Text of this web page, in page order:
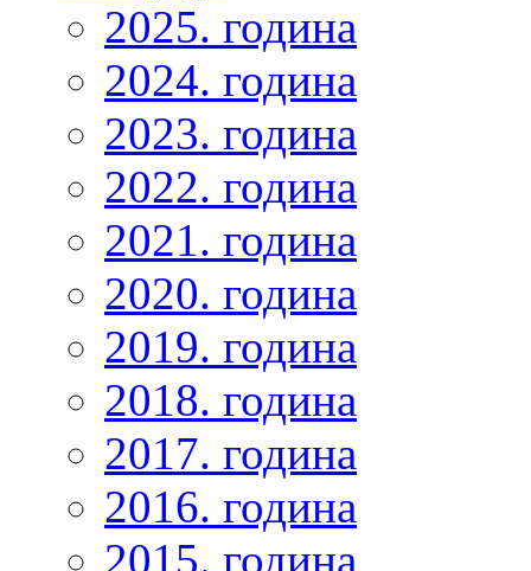
2025. година
2024. година
2023. година
2022. година
2021. година
2020. година
2019. година
2018. година
2017. година
2016. година
2015. година